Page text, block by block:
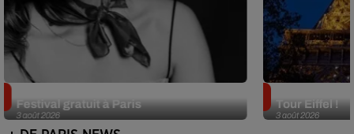
3 août 2026
Festival gratuit à Paris
3 août 2026
Tour Eiffel !